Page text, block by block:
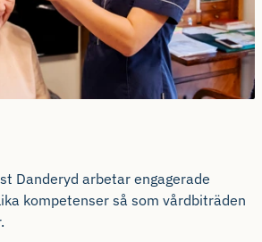
Danderyd arbetar engagerade
kompetenser så som vårdbiträden